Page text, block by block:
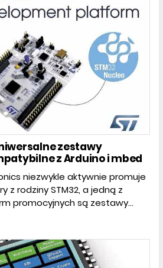
zestawy
z Arduino i mbed
niezwykle aktywnie promuje
z rodziny STM32, a jedną z
promocyjnych są zestawy...